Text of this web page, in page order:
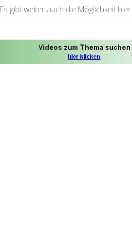
Es gibt weiter auch die Möglichkeit